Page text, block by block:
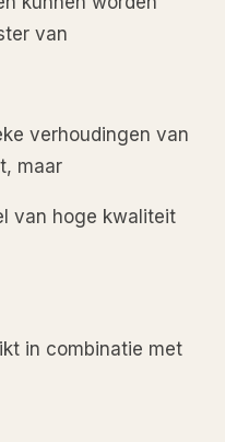
van
verhoudingen van
maar
van hoge kwaliteit
in combinatie met